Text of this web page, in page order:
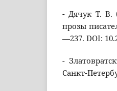
- Дячук Т. В.
прозы
—237. DOI:
-
Санкт-